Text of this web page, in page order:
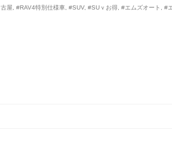
古屋
,#RAV4特別仕様車 ,#SUV,#SUｖお得 ,#エムズオート ,#